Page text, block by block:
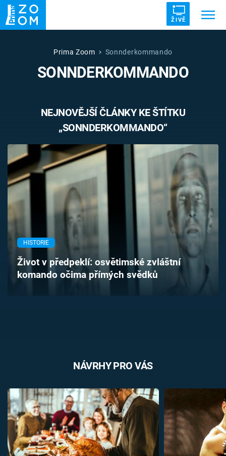
ŽIVĚ
ZRÁDCI UFO DRUHÁ SVĚTOVÁ VÁLKA
ZÁHADY VETŘELCI DÁVNOVĚKU
Témata
Pořady
TV Program
Časopis
Sledujte prima+
Prima Zoom Sonnderkommando
SONNDERKOMMANDO
NEJNOVĚJŠÍ ČLÁNKY KE ŠTÍTKU
„SONNDERKOMMANDO“
HISTORIE
Život v předpeklí: osvětimské zvláštní
komando očima přímých svědků
NÁVRHY PRO VÁS